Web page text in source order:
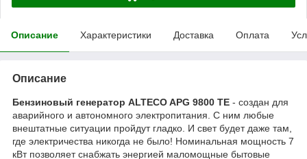
Описание Характеристики Доставка Оплата
Описание
Бензиновый генератор ALTECO APG 9800 TE - создан для
аварийного и автономного электропитания. С ним любые
внештатные ситуации пройдут гладко. И свет будет даже там,
где электричества никогда не было! Номинальная мощность 7
кВт позволяет снабжать энергией маломощные бытовые